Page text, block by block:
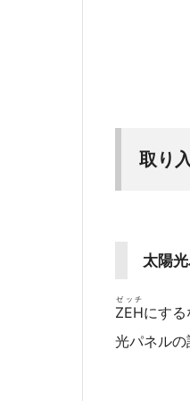
取り
太陽
ZEH
ゼッチ
にす
光パネルの